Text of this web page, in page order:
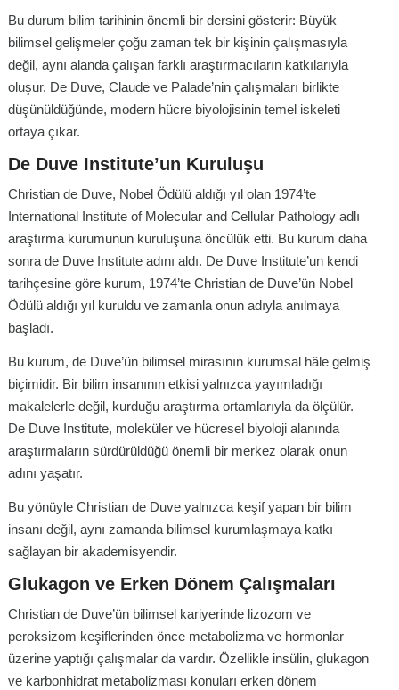
Bu durum bilim tarihinin önemli bir dersini gösterir: Büyük
bilimsel gelişmeler çoğu zaman tek bir kişinin çalışmasıyla
değil, aynı alanda çalışan farklı araştırmacıların katkılarıyla
oluşur. De Duve, Claude ve Palade’nin çalışmaları birlikte
düşünüldüğünde, modern hücre biyolojisinin temel iskeleti
ortaya çıkar.
De Duve Institute’un Kuruluşu
Christian de Duve, Nobel Ödülü aldığı yıl olan 1974’te
International Institute of Molecular and Cellular Pathology adlı
araştırma kurumunun kuruluşuna öncülük etti. Bu kurum daha
sonra de Duve Institute adını aldı. De Duve Institute’un kendi
tarihçesine göre kurum, 1974’te Christian de Duve’ün Nobel
Ödülü aldığı yıl kuruldu ve zamanla onun adıyla anılmaya
başladı.
Bu kurum, de Duve’ün bilimsel mirasının kurumsal hâle gelmiş
biçimidir. Bir bilim insanının etkisi yalnızca yayımladığı
makalelerle değil, kurduğu araştırma ortamlarıyla da ölçülür.
De Duve Institute, moleküler ve hücresel biyoloji alanında
araştırmaların sürdürüldüğü önemli bir merkez olarak onun
adını yaşatır.
Bu yönüyle Christian de Duve yalnızca keşif yapan bir bilim
insanı değil, aynı zamanda bilimsel kurumlaşmaya katkı
sağlayan bir akademisyendir.
Glukagon ve Erken Dönem Çalışmaları
Christian de Duve’ün bilimsel kariyerinde lizozom ve
peroksizom keşiflerinden önce metabolizma ve hormonlar
üzerine yaptığı çalışmalar da vardır. Özellikle insülin, glukagon
ve karbonhidrat metabolizması konuları erken dönem